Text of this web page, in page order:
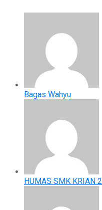
Bagas Wahyu
HUMAS SMK KRIAN 2